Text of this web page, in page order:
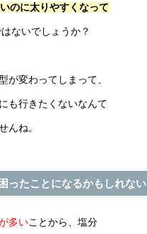
のに太りやすくなって
ないでしょうか？
が変わってしまって、
も行きたくないなんて
んね。
ったことになるかもしれない
多いことから、塩分